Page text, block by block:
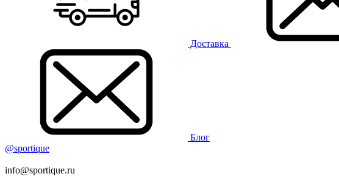
Доставка
Блог
@sportique
info@sportique.ru